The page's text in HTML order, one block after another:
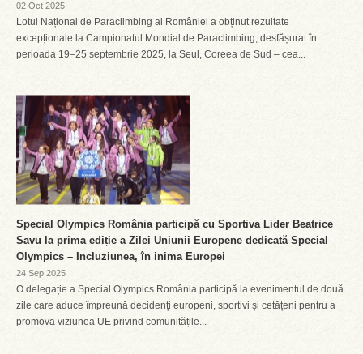
02 Oct 2025
Lotul Național de Paraclimbing al României a obținut rezultate
excepționale la Campionatul Mondial de Paraclimbing, desfășurat în
perioada 19–25 septembrie 2025, la Seul, Coreea de Sud – cea...
Special Olympics România participă cu Sportiva Lider Beatrice
Savu la prima ediție a Zilei Uniunii Europene dedicată Special
Olympics – Incluziunea, în inima Europei
24 Sep 2025
O delegație a Special Olympics România participă la evenimentul de două
zile care aduce împreună decidenți europeni, sportivi și cetățeni pentru a
promova viziunea UE privind comunitățile...